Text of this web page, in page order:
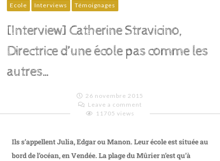
Ecole Interviews Témoignages
[Interview] Catherine Stravicino,
Directrice d’une école pas comme les
autres…
26 novembre 2015
Emilie
Leave a comment
11705 views
Ils s’appellent Julia, Edgar ou Manon. Leur école est située au
bord de l’océan, en Vendée. La plage du Mûrier n’est qu’à